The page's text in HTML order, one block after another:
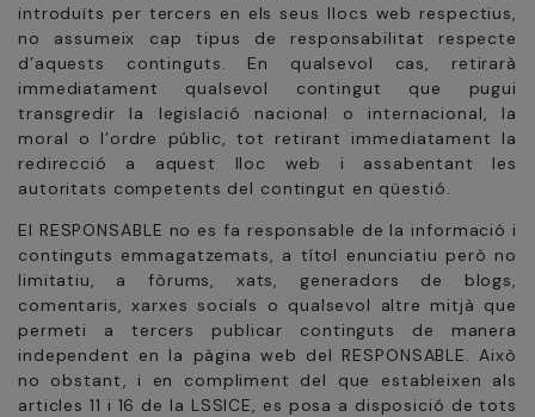
introduïts per tercers en els seus llocs web respectius,
no assumeix cap tipus de responsabilitat respecte
d’aquests continguts. En qualsevol cas, retirarà
immediatament qualsevol contingut que pugui
transgredir la legislació nacional o internacional, la
moral o l’ordre públic, tot retirant immediatament la
redirecció a aquest lloc web i assabentant les
autoritats competents del contingut en qüestió.
El RESPONSABLE no es fa responsable de la informació i
continguts emmagatzemats, a títol enunciatiu però no
limitatiu, a fòrums, xats, generadors de blogs,
comentaris, xarxes socials o qualsevol altre mitjà que
permeti a tercers publicar continguts de manera
independent en la pàgina web del RESPONSABLE. Això
no obstant, i en compliment del que estableixen als
articles 11 i 16 de la LSSICE, es posa a disposició de tots